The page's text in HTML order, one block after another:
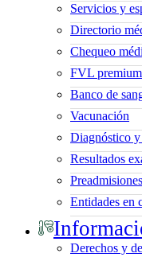
Servicios y
Directorio
Chequeo
FVL premium
Banco de
Vacunación
Diagnóstico
Resultados
Preadmisiones
Entidades en
Derechos y